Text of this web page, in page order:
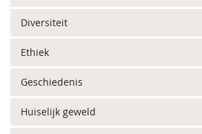
Diversiteit
Ethiek
Geschiedenis
Huiselijk geweld